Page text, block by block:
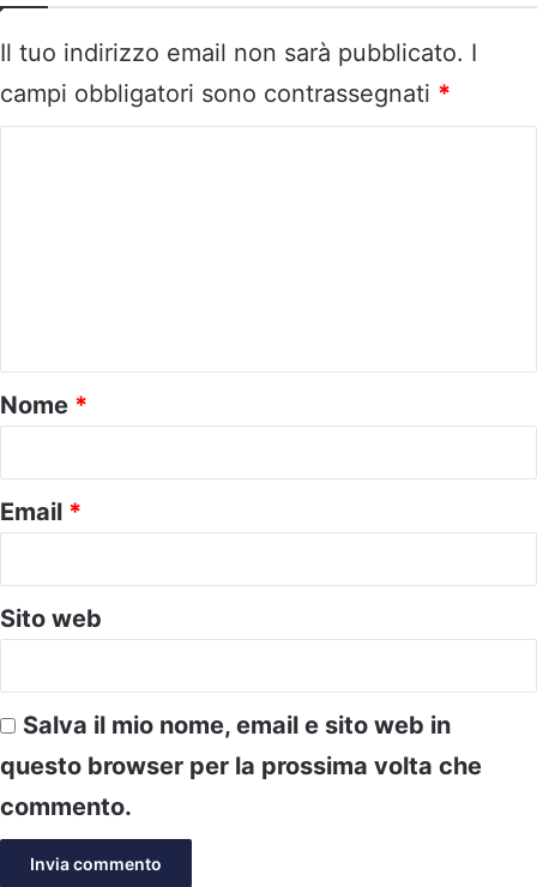
Il tuo indirizzo email non sarà pubblicato. I
campi obbligatori sono contrassegnati *
o
*
Nome *
Email *
Sito web
Salva il mio nome, email e sito web in
questo browser per la prossima volta che
commento.